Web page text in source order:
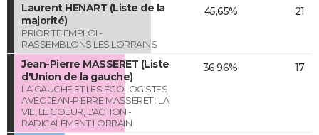
Laurent HENART (Liste de la
majorité)
PRIORITE EMPLOI -
RASSEMBLONS LES LORRAINS
45,65% 21
Jean-Pierre MASSERET (Liste
d'Union de la gauche)
LA GAUCHE ET LES ECOLOGISTES
AVEC JEAN-PIERRE MASSERET : LA
VIE, LE COEUR, L'ACTION -
RADICALEMENT LORRAIN
36,96% 17